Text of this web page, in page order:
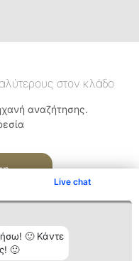
Live chat
🙂 Κάντε
🙂
στον κλάδο
αναζήτησης.